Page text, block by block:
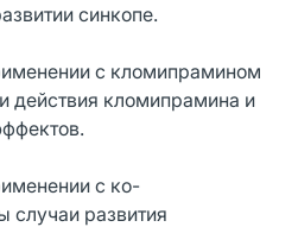
синкопе.
с кломипрамином
действия кломипрамина и
с ко-
случаи развития